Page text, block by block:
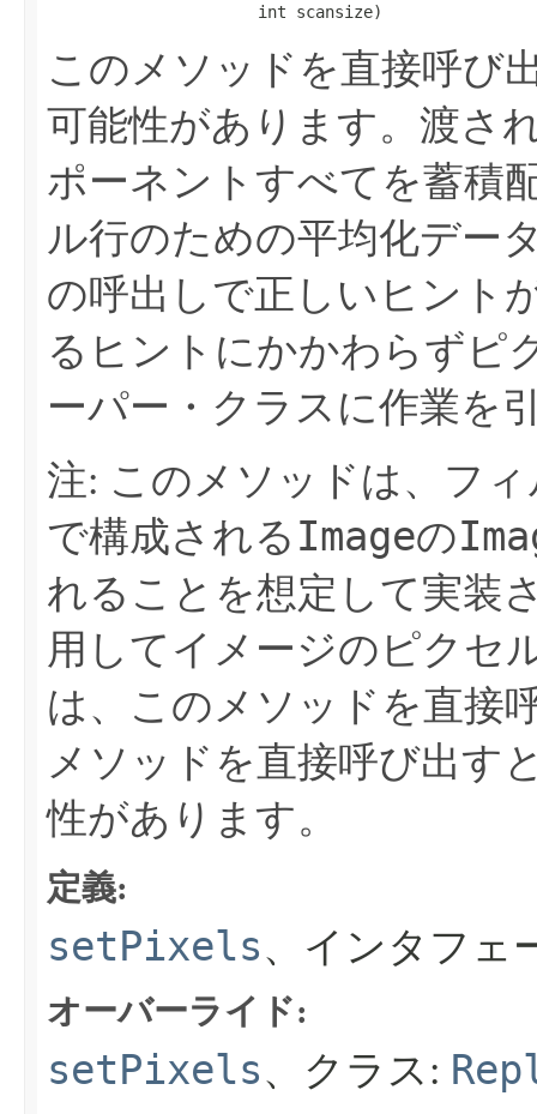
                      int scansize)
このメソッドを直接呼び
可能性があります。渡さ
ポーネントすべてを蓄積
ル行のための平均化デー
の呼出しで正しいヒント
るヒントにかかわらずピ
ーパー・クラスに作業を
注: このメソッドは、フ
で構成される Imageの
れることを想定して実装
用してイメージのピクセ
は、このメソッドを直接
メソッドを直接呼び出す
性があります。
定義:
setPixels、インタフェ
オーバーライド:
setPixels、クラス: